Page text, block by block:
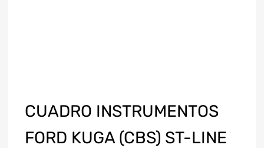
CUADRO INSTRUMENTOS
FORD KUGA (CBS) ST-LINE